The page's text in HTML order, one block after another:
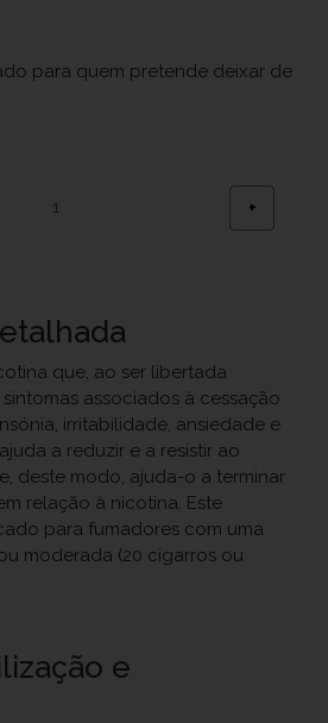
para quem pretende deixar de
+
que, ao ser libertada
associados à cessação
irritabilidade, ansiedade e
a reduzir e a resistir ao
deste modo, ajuda-o a terminar
relação à nicotina. Este
para fumadores com uma
moderada (20 cigarros ou
e